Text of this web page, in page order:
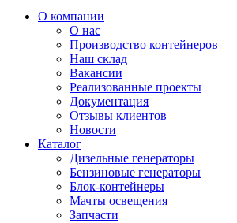
О компании
О нас
Производство контейнеров
Наш склад
Вакансии
Реализованные проекты
Документация
Отзывы клиентов
Новости
Каталог
Дизельные генераторы
Бензиновые генераторы
Блок-контейнеры
Мачты освещения
Запчасти